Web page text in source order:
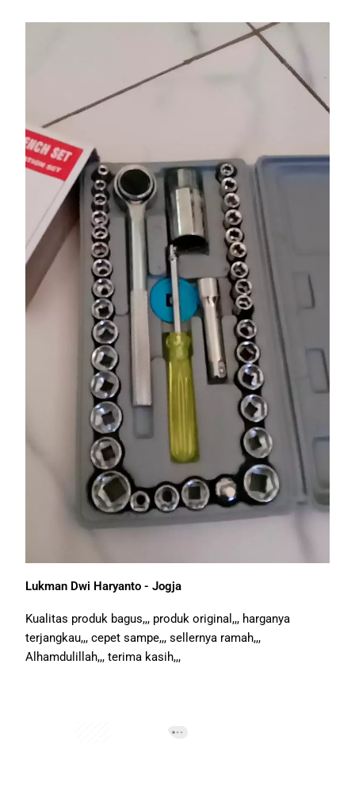
Lukman Dwi Haryanto - Jogja
Kualitas produk bagus,,, produk original,,, harganya
terjangkau,,, cepet sampe,,, sellernya ramah,,,
Alhamdulillah,,, terima kasih,,,